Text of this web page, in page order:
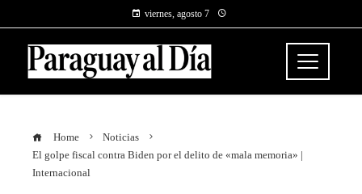
viernes, agosto 7
Home
Noticias
El golpe fiscal contra Biden por el delito de «mala memoria» |
Internacional